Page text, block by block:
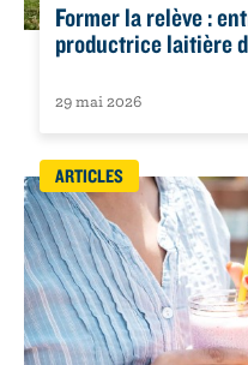
Former la relève :
productrice laitière
29 mai 2026
ARTICLES